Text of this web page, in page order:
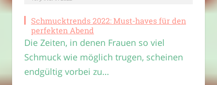
Schmucktrends 2022: Must-haves für den
perfekten Abend
Die Zeiten, in denen Frauen so viel
Schmuck wie möglich trugen, scheinen
endgültig vorbei zu…